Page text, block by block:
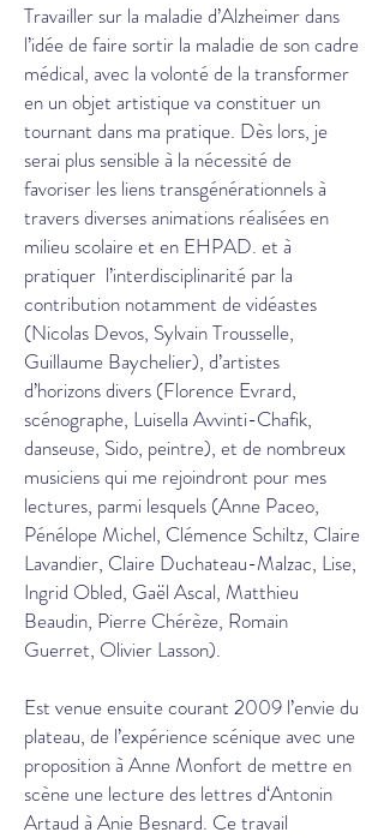
Travailler sur la maladie d’Alzheimer dans
l’idée de faire sortir la maladie de son cadre
médical, avec la volonté de la transformer
en un objet artistique va constituer un
tournant dans ma pratique. Dès lors, je
serai plus sensible à la nécessité de
favoriser les liens transgénérationnels à
travers diverses animations réalisées en
milieu scolaire et en EHPAD. et à
pratiquer l’interdisciplinarité par la
contribution notamment de vidéastes
(Nicolas Devos, Sylvain Trousselle,
Guillaume Baychelier), d’artistes
d’horizons divers (Florence Evrard,
scénographe, Luisella Avvinti-Chafik,
danseuse, Sido, peintre), et de nombreux
musiciens qui me rejoindront pour mes
lectures, parmi lesquels (Anne Paceo,
Pénélope Michel, Clémence Schiltz, Claire
Lavandier, Claire Duchateau-Malzac, Lise,
Ingrid Obled, Gaël Ascal, Matthieu
Beaudin, Pierre Chérèze, Romain
Guerret, Olivier Lasson).
Est venue ensuite courant 2009 l’envie du
plateau, de l’expérience scénique avec une
proposition à Anne Monfort de mettre en
scène une lecture des lettres d‘Antonin
Artaud à Anie Besnard. Ce travail